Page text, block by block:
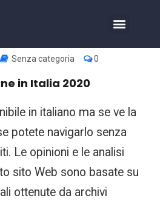
Senza categoria 0
in Italia 2020
in italiano ma se ve la
potete navigarlo senza
Le opinioni e le analisi
sito Web sono basate su
ottenute da archivi